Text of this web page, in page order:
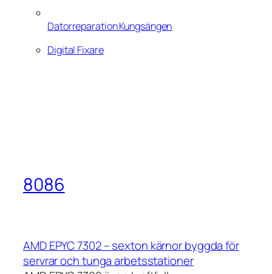
Datorreparation Kungsängen
Digital Fixare
8086
AMD EPYC 7302 – sexton kärnor byggda för
servrar och tunga arbetsstationer